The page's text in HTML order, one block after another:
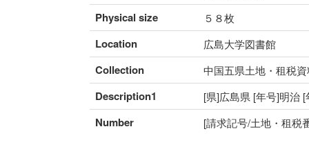
Physical size ５８枚
Location 広島大学図書館
Collection 中国五県土地・租税
Description1 [県]広島県 [年号]明治
Number [請求記号/土地・租税